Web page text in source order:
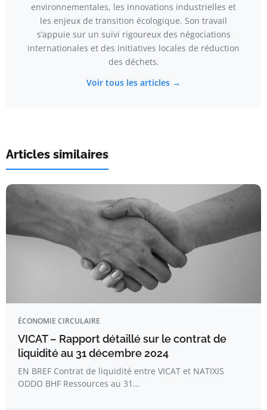
environnementales, les innovations industrielles et
les enjeux de transition écologique. Son travail
s’appuie sur un suivi rigoureux des négociations
internationales et des initiatives locales de réduction
des déchets.
Voir tous les articles →
Articles similaires
ÉCONOMIE CIRCULAIRE
VICAT – Rapport détaillé sur le contrat de
liquidité au 31 décembre 2024
EN BREF Contrat de liquidité entre VICAT et NATIXIS
ODDO BHF Ressources au 31…